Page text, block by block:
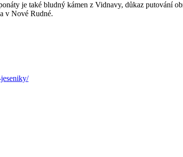
je také bludný kámen z Vidnavy, důkaz putování
v Nové Rudné.